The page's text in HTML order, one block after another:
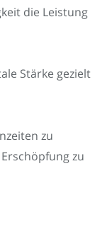
die Leistung
Stärke gezielt
zu
zu